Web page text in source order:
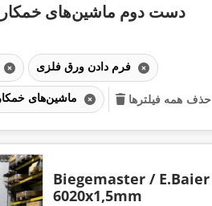
فرم دادن ورق فلزی
حذف همه فیلترها
Biegemaster / E.Baier
6020x1,5mm